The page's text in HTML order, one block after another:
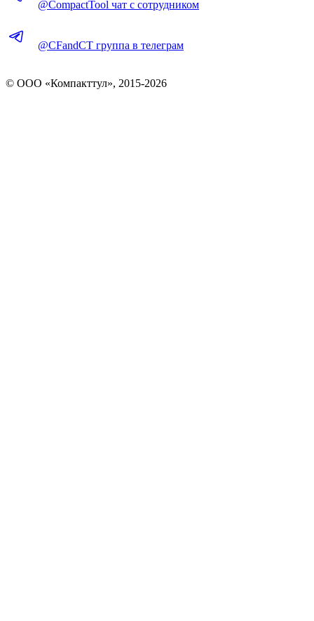
@CompactTool чат с сотрудником
@CFandCT группа в телеграм
© OOO «Компакттул», 2015-2026